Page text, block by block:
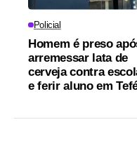
Policial
Homem é preso
arremessar lata de
cerveja contra
e ferir aluno em